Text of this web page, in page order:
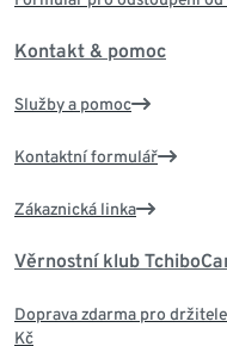
Kontakt & pomoc
Služby a pomoc
Kontaktní formulář
Zákaznická linka
Věrnostní klub
Doprava zdarma pro
Kč